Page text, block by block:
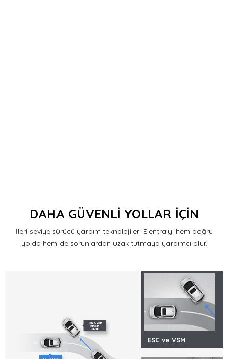
DAHA GÜVENLİ YOLLAR İÇİN
İleri seviye sürücü yardım teknolojileri Elentra'yı hem doğru
yolda hem de sorunlardan uzak tutmaya yardımcı olur.
ESC ve VSM